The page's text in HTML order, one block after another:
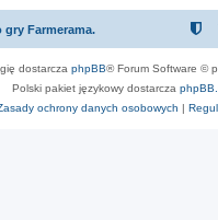
Farmerama.
dostarcza phpBB® Forum Software ©
Polski pakiet językowy dostarcza
ochrony danych osobowych |